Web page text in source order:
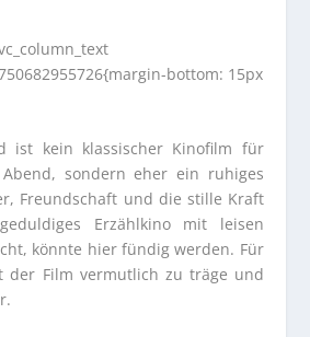
bottom: 15px
ist kein klassischer Kinofilm für
sondern eher ein ruhiges
Freundschaft und die stille Kraft
Erzählkino mit leisen
könnte hier fündig werden. Für
der Film vermutlich zu träge und